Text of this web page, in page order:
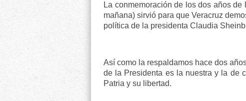
La conmemoración de los dos años
mañana) sirvió para que Veracruz
política de la presidenta Claudia
Así como la respaldamos hace dos
de la Presidenta es la nuestra y la de
Patria y su libertad.